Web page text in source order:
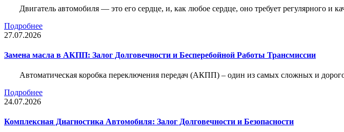
Двигатель автомобиля — это его сердце, и, как любое сердце, оно требует регулярного и
Подробнее
27.07.2026
Замена масла в АКПП: Залог Долговечности и Бесперебойной Работы Трансмиссии
Автоматическая коробка переключения передач (АКПП) – один из самых сложных и
Подробнее
24.07.2026
Комплексная Диагностика Автомобиля: Залог Долговечности и Безопасности